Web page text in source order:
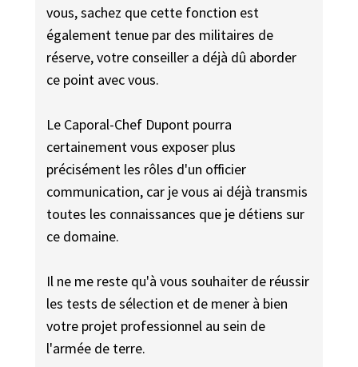
vous, sachez que cette fonction est
également tenue par des militaires de
réserve, votre conseiller a déjà dû aborder
ce point avec vous.
Le Caporal-Chef Dupont pourra
certainement vous exposer plus
précisément les rôles d'un officier
communication, car je vous ai déjà transmis
toutes les connaissances que je détiens sur
ce domaine.
Il ne me reste qu'à vous souhaiter de réussir
les tests de sélection et de mener à bien
votre projet professionnel au sein de
l'armée de terre.